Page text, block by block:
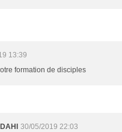
13:39
formation de disciples
30/05/2019 22:03